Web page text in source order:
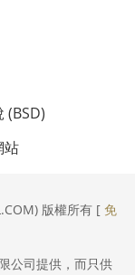
(BSD)
站
版權所有 [ 免
公司提供，而只供